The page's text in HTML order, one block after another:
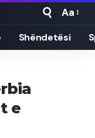
Font
Resizer
Aa
Shëndetësi
e